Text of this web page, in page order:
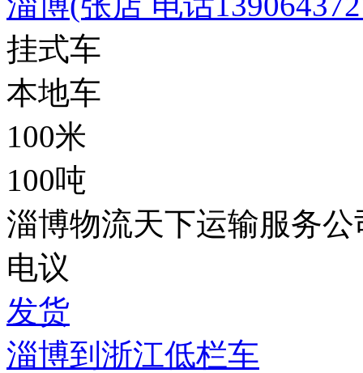
挂式车
本地车
100米
100吨
淄博物流天下运输服务公
电议
发货
淄博到浙江低栏车